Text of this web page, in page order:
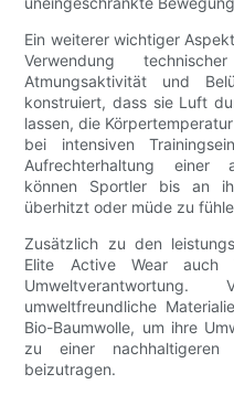
Ein weiterer wichtiger
Verwendung
Atmungsaktivität und
konstruiert, dass sie Luft
lassen, die
bei intensiven
Aufrechterhaltung einer
können Sportler bis an
überhitzt oder müde zu
Zusätzlich zu den
Elite Active Wear auch
umweltfreundliche
Bio-Baumwolle, um ihre
zu einer nachhaltigeren
beizutragen.